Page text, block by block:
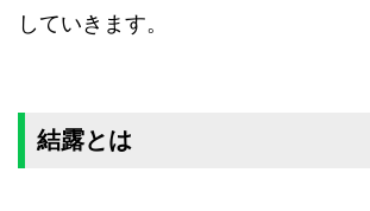
していきます。
結露とは